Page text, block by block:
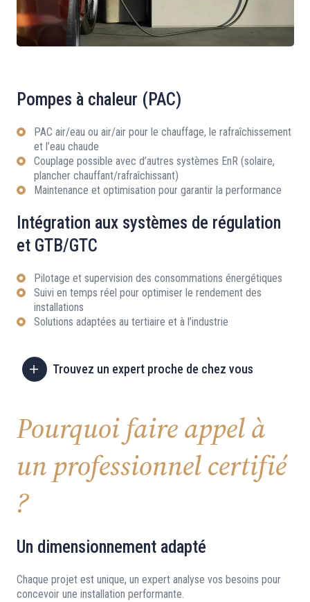
Pompes à chaleur (PAC)
PAC air/eau ou air/air pour le chauffage, le rafraîchissement
et l’eau chaude
Couplage possible avec d’autres systèmes EnR (solaire,
plancher chauffant/rafraîchissant)
Maintenance et optimisation pour garantir la performance
Intégration aux systèmes de régulation
et GTB/GTC
Pilotage et supervision des consommations énergétiques
Suivi en temps réel pour optimiser le rendement des
installations
Solutions adaptées au tertiaire et à l’industrie
Trouvez un expert proche de chez vous
Pourquoi faire appel à
un professionnel certifié
?
Un dimensionnement adapté
Chaque projet est unique, un expert analyse vos besoins pour
concevoir une installation performante.